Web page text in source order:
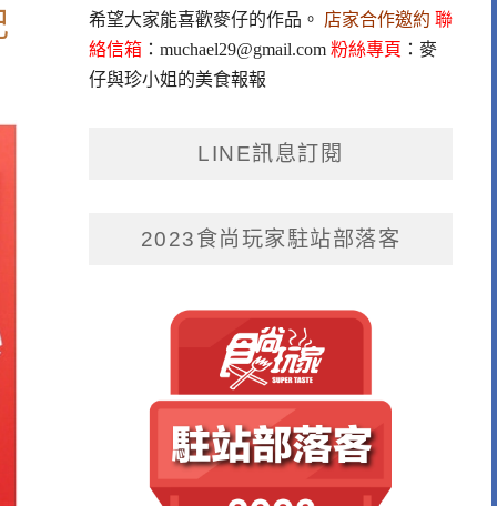
希望大家能喜歡麥仔的作品。 店家合作邀約 聯
絡信箱： muchael29@gmail.com 粉絲專頁 ： 麥
仔與珍小姐的美食報報
LINE訊息訂閱
2023食尚玩家駐站部落客